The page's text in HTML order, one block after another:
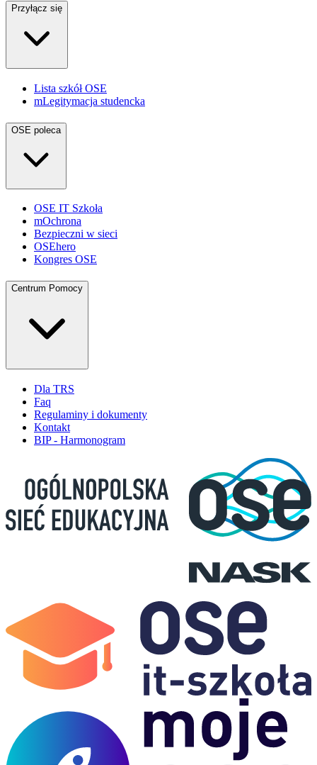
Przyłącz się
Lista szkół OSE
mLegitymacja studencka
OSE poleca
OSE IT Szkoła
mOchrona
Bezpieczni w sieci
OSEhero
Kongres OSE
Centrum Pomocy
Dla TRS
Faq
Regulaminy i dokumenty
Kontakt
BIP - Harmonogram